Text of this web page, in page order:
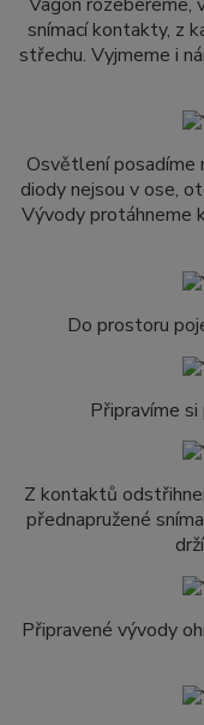
snímací kontakty, z
střechu. Vyjmeme i
Osvětlení posadíme
diody nejsou v ose,
Vývody protáhneme
Do prostoru
Připravíme
Z kontaktů
přednapružené
Připravené vývody